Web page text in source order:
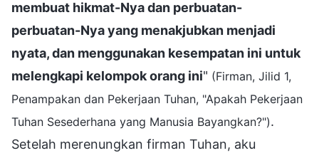
membuat hikmat-Nya dan perbuatan-
perbuatan-Nya yang menakjubkan menjadi
nyata, dan menggunakan kesempatan ini untuk
melengkapi kelompok orang ini" (Firman, Jilid 1,
Penampakan dan Pekerjaan Tuhan, "Apakah Pekerjaan
Tuhan Sesederhana yang Manusia Bayangkan?").
Setelah merenungkan firman Tuhan, aku